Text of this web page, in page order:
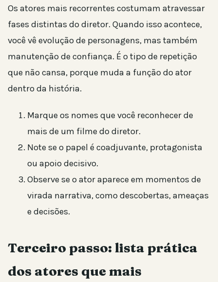
Os atores mais recorrentes costumam atravessar
fases distintas do diretor. Quando isso acontece,
você vê evolução de personagens, mas também
manutenção de confiança. É o tipo de repetição
que não cansa, porque muda a função do ator
dentro da história.
Marque os nomes que você reconhecer de
mais de um filme do diretor.
Note se o papel é coadjuvante, protagonista
ou apoio decisivo.
Observe se o ator aparece em momentos de
virada narrativa, como descobertas, ameaças
e decisões.
Terceiro passo: lista prática
dos atores que mais